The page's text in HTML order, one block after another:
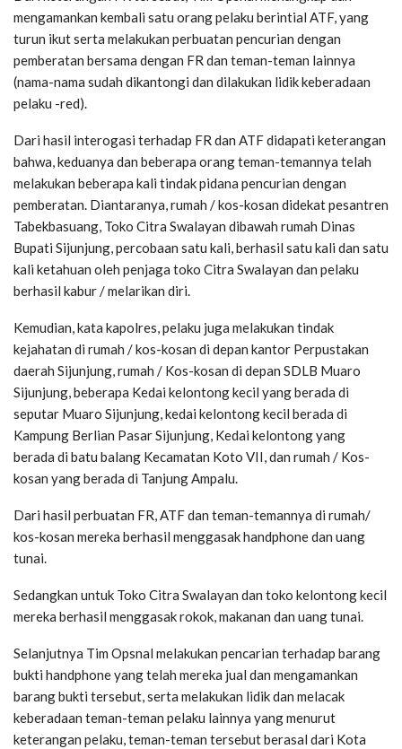
mengamankan kembali satu orang pelaku berintial ATF, yang
turun ikut serta melakukan perbuatan pencurian dengan
pemberatan bersama dengan FR dan teman-teman lainnya
(nama-nama sudah dikantongi dan dilakukan lidik keberadaan
pelaku -red).
Dari hasil interogasi terhadap FR dan ATF didapati keterangan
bahwa, keduanya dan beberapa orang teman-temannya telah
melakukan beberapa kali tindak pidana pencurian dengan
pemberatan. Diantaranya, rumah / kos-kosan didekat pesantren
Tabekbasuang, Toko Citra Swalayan dibawah rumah Dinas
Bupati Sijunjung, percobaan satu kali, berhasil satu kali dan satu
kali ketahuan oleh penjaga toko Citra Swalayan dan pelaku
berhasil kabur / melarikan diri.
Kemudian, kata kapolres, pelaku juga melakukan tindak
kejahatan di rumah / kos-kosan di depan kantor Perpustakan
daerah Sijunjung, rumah / Kos-kosan di depan SDLB Muaro
Sijunjung, beberapa Kedai kelontong kecil yang berada di
seputar Muaro Sijunjung, kedai kelontong kecil berada di
Kampung Berlian Pasar Sijunjung, Kedai kelontong yang
berada di batu balang Kecamatan Koto VII, dan rumah / Kos-
kosan yang berada di Tanjung Ampalu.
Dari hasil perbuatan FR, ATF dan teman-temannya di rumah/
kos-kosan mereka berhasil menggasak handphone dan uang
tunai.
Sedangkan untuk Toko Citra Swalayan dan toko kelontong kecil
mereka berhasil menggasak rokok, makanan dan uang tunai.
Selanjutnya Tim Opsnal melakukan pencarian terhadap barang
bukti handphone yang telah mereka jual dan mengamankan
barang bukti tersebut, serta melakukan lidik dan melacak
keberadaan teman-teman pelaku lainnya yang menurut
keterangan pelaku, teman-teman tersebut berasal dari Kota